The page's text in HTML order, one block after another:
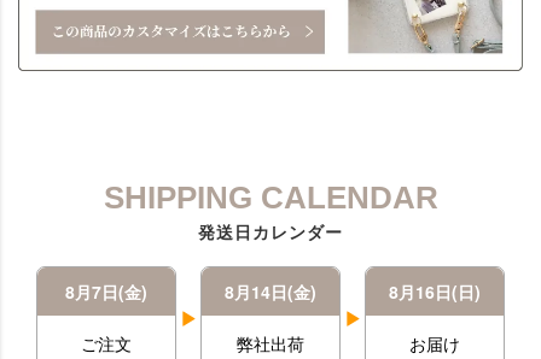
SHIPPING CALENDAR
発送日カレンダー